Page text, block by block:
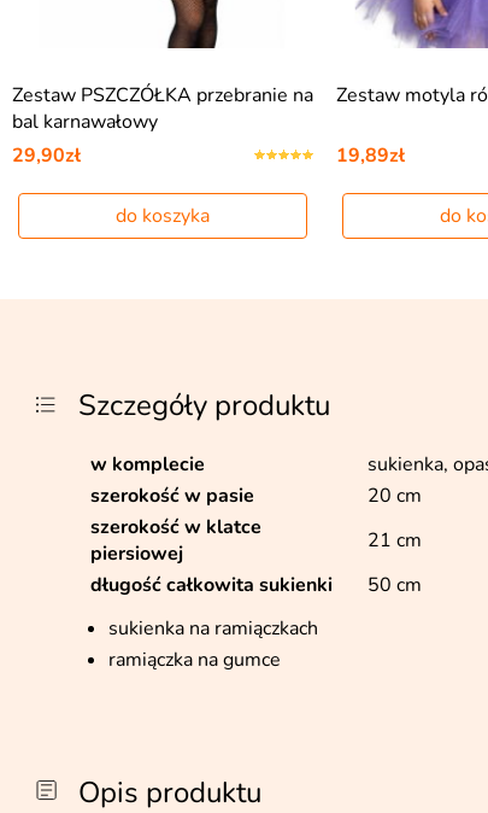
Zestaw PSZCZÓŁKA przebranie na
bal karnawałowy
29,90zł
do koszyka
Zestaw motyla
19,89zł
do
Szczegóły produktu
w komplecie
sukienka,
szerokość w pasie
20 cm
szerokość w klatce
piersiowej
21 cm
długość całkowita sukienki
50 cm
sukienka na ramiączkach
ramiączka na gumce
Opis produktu